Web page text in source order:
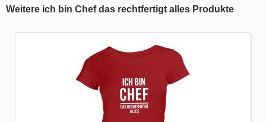
Weitere ich bin Chef das rechtfertigt alles Produkte